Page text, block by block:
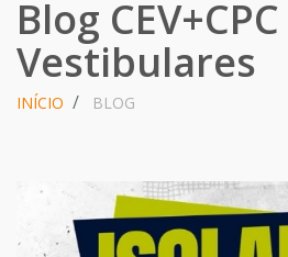
Blog CEV+CPC
Vestibulares
INÍCIO BLOG